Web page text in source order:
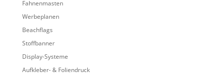
Fahnenmasten
Werbeplanen
Beachflags
Stoffbanner
Display-Systeme
Aufkleber- & Foliendruck